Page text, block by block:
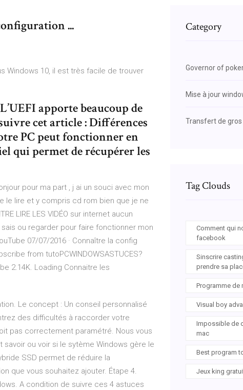
...
Windows 10, il est très facile de trouver
apporte beaucoup de
cet article : Différences
PC peut fonctionner en
qui permet de récupérer les
pour ma part , j ai un souci avec mon
le lire et y compris cd rom bien que je ne
LIRE LES VIDÉO sur internet aucun
ou regarder pour faire fonctionner mon
07/07/2016 · Connaître la config
from tutoPCWINDOWSASTUCES?
2.14K. Loading Connaitre les
Le concept : Un conseil personnalisé
des difficultés à raccorder votre
pas correctement paramétré. Nous vous
savoir ou voir si le sytème Windows gère le
SSD permet de réduire la
que vous souhaitez ajouter. Étape 4.
A condition de suivre ces 4 astuces
Category
Governor of
Mise à jour
Transfert de
Tag Clouds
Comment qui
facebook
Sinscrire
prendre sa
Programme
Visual boy
Impossible de
mac
Best program
Jeux king